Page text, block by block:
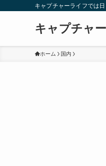
キャプチャーライフでは
キャプチャ
ホーム 国内